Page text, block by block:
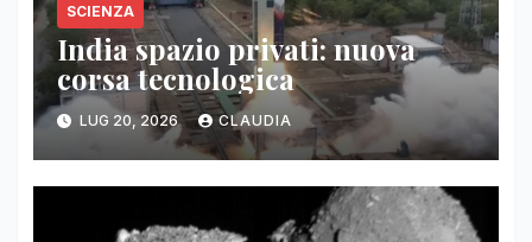
SCIENZA
India spazio privati: nuova
corsa tecnologica
LUG 20, 2026 CLAUDIA